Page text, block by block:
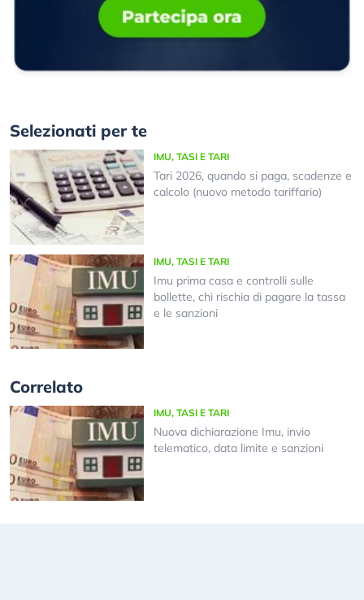
Selezionati per te
IMU, TASI E TARI
Tari 2026, quando si paga, scadenze e
calcolo (nuovo metodo tariffario)
IMU, TASI E TARI
Imu prima casa e controlli sulle
bollette, chi rischia di pagare la tassa
e le sanzioni
Correlato
IMU, TASI E TARI
Nuova dichiarazione Imu, invio
telematico, data limite e sanzioni